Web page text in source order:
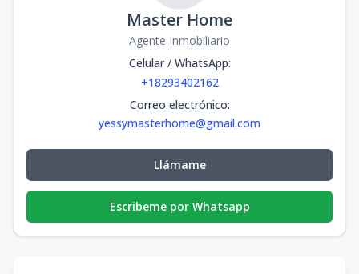
Master Home
Agente Inmobiliario
Celular / WhatsApp:
+18293402162
Correo electrónico:
yessymasterhome@gmail.com
Llámame
Escribeme por Whatsapp